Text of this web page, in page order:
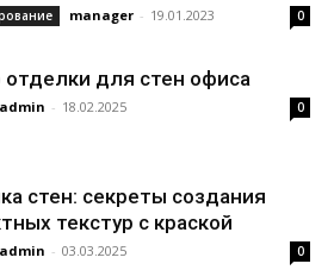
manager - 19.01.2023 0
для стен офиса
admin - 18.02.2025 0
стен: секреты создания
текстур с краской
admin - 03.03.2025 0